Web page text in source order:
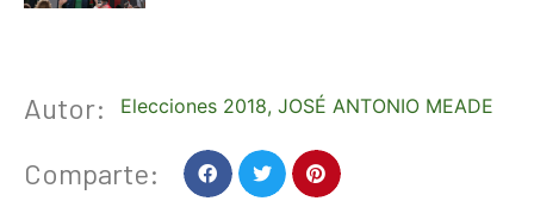
Autor: Elecciones 2018, JOSÉ ANTONIO MEADE
Comparte: